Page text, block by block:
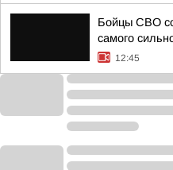
Бойцы СВО
самого
12:45